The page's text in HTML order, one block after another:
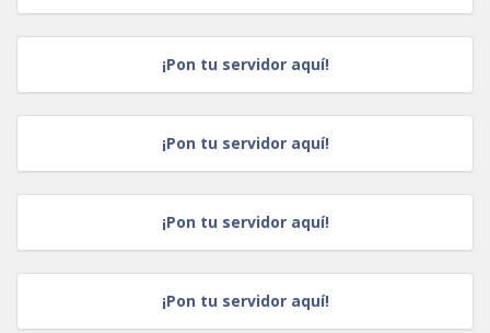
¡Pon tu servidor aquí!
¡Pon tu servidor aquí!
¡Pon tu servidor aquí!
¡Pon tu servidor aquí!